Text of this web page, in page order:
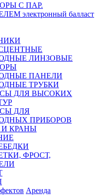
С ПАР.
электронный балласт
ЛИНЗОВЫЕ
ПАНЕЛИ
ТРУБКИ
ДЛЯ ВЫСОКИХ
ДЛЯ
ПРИБОРОВ
КРАНЫ
ФРОСТ,
Аренда